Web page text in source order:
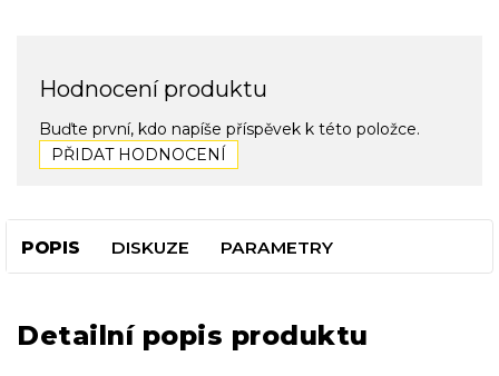
Hodnocení produktu
Buďte první, kdo napíše příspěvek k této položce.
PŘIDAT HODNOCENÍ
POPIS DISKUZE PARAMETRY
Detailní popis produktu